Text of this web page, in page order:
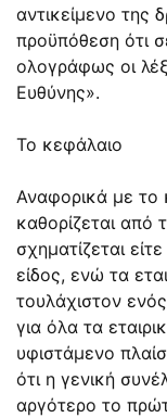
αντικείμενο της
προϋπόθεση ότι
ολογράφως οι
Ευθύνης».
Το κεφάλαιο
Αναφορικά με το
καθορίζεται από
σχηματίζεται
είδος, ενώ τα
τουλάχιστον
για όλα τα
υφιστάμενο
ότι η γενική
αργότερο το